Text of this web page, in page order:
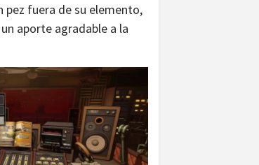
pez fuera de su elemento,
aporte agradable a la